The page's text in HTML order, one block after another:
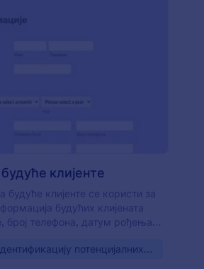
клијенте
будуће клијенте се користи за
будућих клијената
број телефона, датум рођења,
саветницима и
потенцијалних